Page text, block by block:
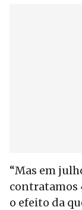
“Mas em
contratamos
o efeito da